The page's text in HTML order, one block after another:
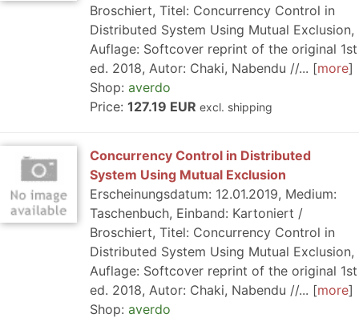
Broschiert, Titel: Concurrency Control in
Distributed System Using Mutual Exclusion,
Auflage: Softcover reprint of the original 1st
ed. 2018, Autor: Chaki, Nabendu //...
more
Shop: averdo
Price: 127.19 EUR excl. shipping
Concurrency Control in Distributed
System Using Mutual Exclusion
Erscheinungsdatum: 12.01.2019, Medium:
Taschenbuch, Einband: Kartoniert /
Broschiert, Titel: Concurrency Control in
Distributed System Using Mutual Exclusion,
Auflage: Softcover reprint of the original 1st
ed. 2018, Autor: Chaki, Nabendu //...
more
Shop: averdo